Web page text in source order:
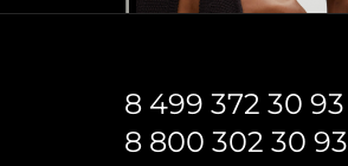
8 499 372 30 93
8 800 302 30 93